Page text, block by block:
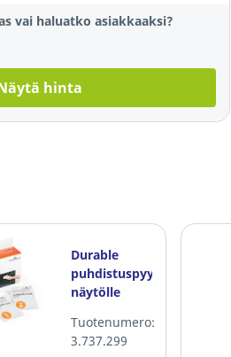
vai haluatko asiakkaaksi?
hinta
Durable
puhdistuspyyhe
näytölle
1 kpl= 2x10
pyyhettä
Tuotenumero:
3.737.299